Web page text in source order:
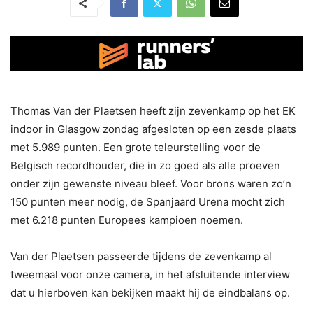
Thomas Van der Plaetsen heeft zijn zevenkamp op het EK
indoor in Glasgow zondag afgesloten op een zesde plaats
met 5.989 punten. Een grote teleurstelling voor de
Belgisch recordhouder, die in zo goed als alle proeven
onder zijn gewenste niveau bleef. Voor brons waren zo’n
150 punten meer nodig, de Spanjaard Urena mocht zich
met 6.218 punten Europees kampioen noemen.
Van der Plaetsen passeerde tijdens de zevenkamp al
tweemaal voor onze camera, in het afsluitende interview
dat u hierboven kan bekijken maakt hij de eindbalans op.